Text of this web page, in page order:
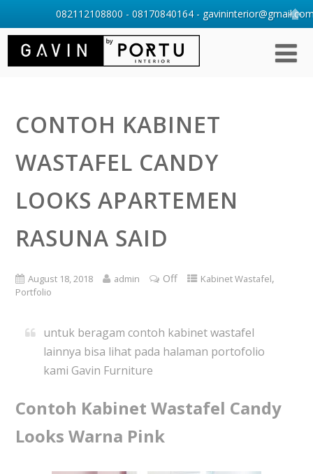
CONTOH KABINET
WASTAFEL CANDY
LOOKS APARTEMEN
RASUNA SAID
August 18, 2018 admin Off Kabinet Wastafel,
Portfolio
untuk beragam contoh kabinet wastafel
lainnya bisa lihat pada halaman portofolio
kami Gavin Furniture
Contoh Kabinet Wastafel Candy
Looks Warna Pink
082112108800 - 08170840164 -